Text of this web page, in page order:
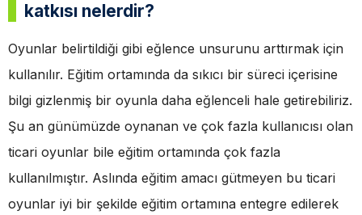
katkısı nelerdir?
Oyunlar belirtildiği gibi eğlence unsurunu arttırmak için
kullanılır. Eğitim ortamında da sıkıcı bir süreci içerisine
bilgi gizlenmiş bir oyunla daha eğlenceli hale getirebiliriz.
Şu an günümüzde oynanan ve çok fazla kullanıcısı olan
ticari oyunlar bile eğitim ortamında çok fazla
kullanılmıştır. Aslında eğitim amacı gütmeyen bu ticari
oyunlar iyi bir şekilde eğitim ortamına entegre edilerek